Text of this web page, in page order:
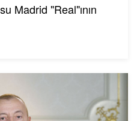
Madrid "Real"ının